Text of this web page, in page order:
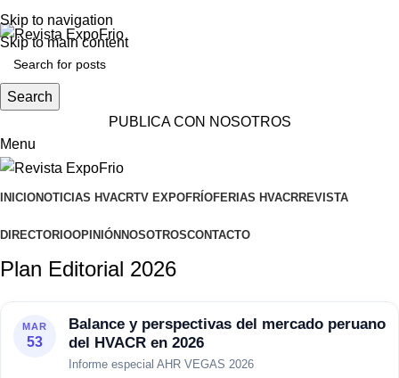
Skip to navigation
Skip to main content
ADD ANYTHING HERE OR JUST REMOVE IT…
Search
PUBLICA CON NOSOTROS
Menu
INICIONOTICIAS HVACRTV EXPOFRÍOFERIAS HVACRREVISTA
DIRECTORIOOPINIÓN NOSOTROSCONTACTO
Plan Editorial 2026
MAR
53
Balance y perspectivas del mercado peruano
del HVACR en 2026
Informe especial AHR VEGAS 2026